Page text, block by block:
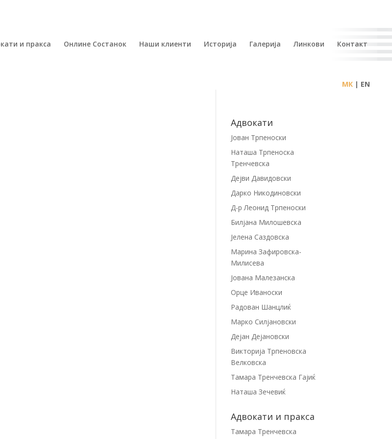
и пракса Онлине Состанок Наши клиенти Историја Галерија Линкови Контакт
| EN
Адвокати
Јован Трпеноски
Наташа Трпеноска
Тренчевска
Дејви Давидовски
Дарко Никодиновски
Д-р Леонид Трпеноски
Билјана Милошевска
Јелена Саздовска
Марина Зафировска-
Милисева
Јована Малезанска
Орце Иваноски
Радован Шанцлиќ
Марко Силјановски
Дејан Дејановски
Викторија Трпеновска
Велковска
Тамара Тренчевска Гајиќ
Наташа Зечевиќ
Адвокати и пракса
Тамара Тренчевска